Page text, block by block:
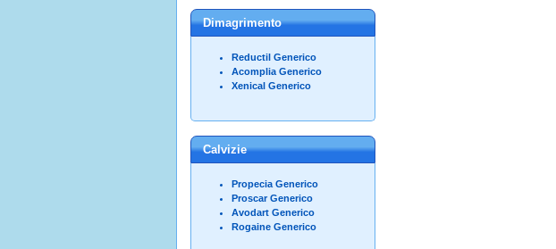
Dimagrimento
Reductil Generico
Acomplia Generico
Xenical Generico
Calvizie
Propecia Generico
Proscar Generico
Avodart Generico
Rogaine Generico